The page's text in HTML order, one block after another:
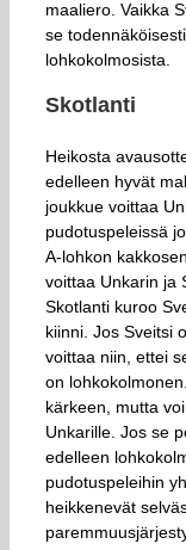
maaliero. Vaikka
se
lohkokolmosista.
Skotlanti
Heikosta
edelleen hyvät
joukkue voittaa
pudotuspeleissä
A-lohkon
voittaa Unkarin ja
Skotlanti kuroo
kiinni. Jos Sveitsi
voittaa niin, ettei
on
kärkeen, mutta
Unkarille. Jos se
edelleen
pudotuspeleihin
heikkenevät